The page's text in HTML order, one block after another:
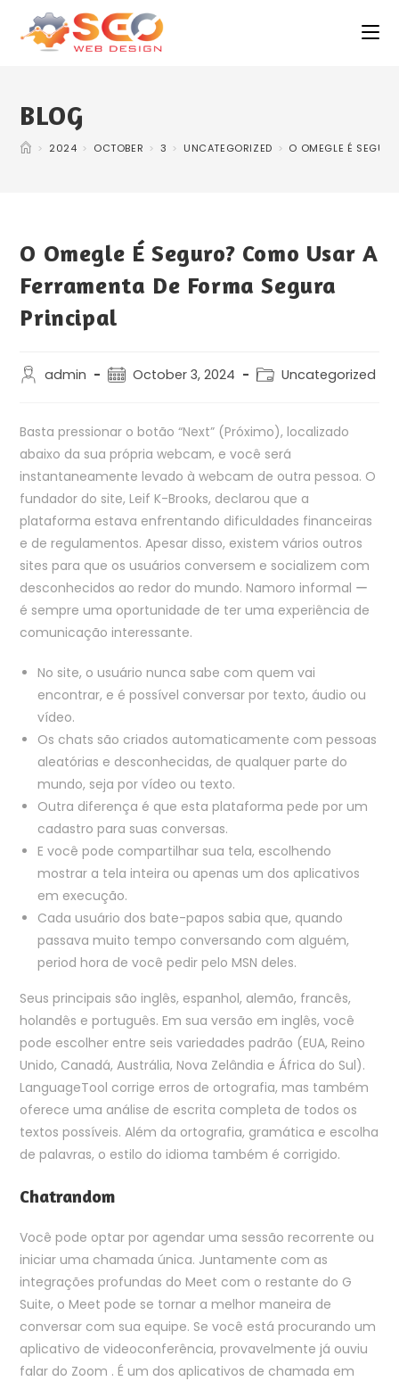
BLOG
> 2024 > OCTOBER > 3 > UNCATEGORIZED > O OMEGLE É
O Omegle É Seguro? Como Usar A
Ferramenta De Forma Segura
Principal
admin October 3, 2024 Uncategorized
Basta pressionar o botão “Next” (Próximo), localizado
abaixo da sua própria webcam, e você será
instantaneamente levado à webcam de outra pessoa. O
fundador do site, Leif K-Brooks, declarou que a
plataforma estava enfrentando dificuldades financeiras
e de regulamentos. Apesar disso, existem vários outros
sites para que os usuários conversem e socializem com
desconhecidos ao redor do mundo. Namoro informal ー
é sempre uma oportunidade de ter uma experiência de
comunicação interessante.
No site, o usuário nunca sabe com quem vai
encontrar, e é possível conversar por texto, áudio ou
vídeo.
Os chats são criados automaticamente com pessoas
aleatórias e desconhecidas, de qualquer parte do
mundo, seja por vídeo ou texto.
Outra diferença é que esta plataforma pede por um
cadastro para suas conversas.
E você pode compartilhar sua tela, escolhendo
mostrar a tela inteira ou apenas um dos aplicativos
em execução.
Cada usuário dos bate-papos sabia que, quando
passava muito tempo conversando com alguém,
period hora de você pedir pelo MSN deles.
Seus principais são inglês, espanhol, alemão, francês,
holandês e português. Em sua versão em inglês, você
pode escolher entre seis variedades padrão (EUA, Reino
Unido, Canadá, Austrália, Nova Zelândia e África do Sul).
LanguageTool corrige erros de ortografia, mas também
oferece uma análise de escrita completa de todos os
textos possíveis. Além da ortografia, gramática e escolha
de palavras, o estilo do idioma também é corrigido.
Chatrandom
Você pode optar por agendar uma sessão recorrente ou
iniciar uma chamada única. Juntamente com as
integrações profundas do Meet com o restante do G
Suite, o Meet pode se tornar a melhor maneira de
conversar com sua equipe. Se você está procurando um
aplicativo de videoconferência, provavelmente já ouviu
falar do Zoom . É um dos aplicativos de chamada em